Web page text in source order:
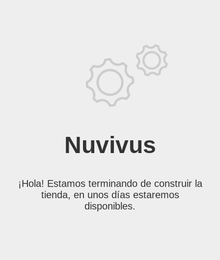
Nuvivus
¡Hola! Estamos terminando de construir la
tienda, en unos días estaremos
disponibles.